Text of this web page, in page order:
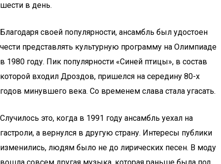
шести в день.
Благодаря своей популярности, ансамбль был удостоен
чести представлять культурную программу на Олимпиаде
в 1980 году. Пик популярности «Синей птицы», в состав
которой входил Дроздов, пришелся на середину 80-х
годов минувшего века. Со временем слава стала угасать.
Случилось это, когда в 1991 году ансамбль уехал на
гастроли, а вернулся в другую страну. Интересы публики
изменились, людям было не до лирических песен. В моду